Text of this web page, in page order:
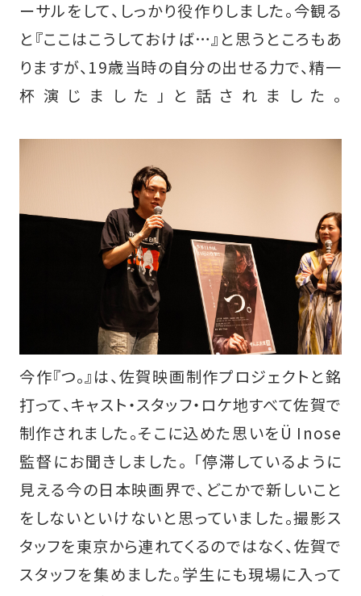
ーサルをして、しっかり役作りしました。今観る
と『ここはこうしておけば…』と思うところもあ
りますが、19歳当時の自分の出せる力で、精一
杯演じました」と話されました。
今作『つ。』は、佐賀映画制作プロジェクトと銘
打って、キャスト・スタッフ・ロケ地すべて佐賀で
制作されました。そこに込めた思いをÜ Inose
監督にお聞きしました。 「停滞しているように
見える今の日本映画界で、どこかで新しいこと
をしないといけないと思っていました。撮影ス
タッフを東京から連れてくるのではなく、佐賀で
スタッフを集めました。学生にも現場に入って